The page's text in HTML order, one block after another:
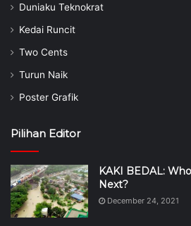
Duniaku Teknokrat
Kedai Runcit
Two Cents
Turun Naik
Poster Grafik
Pilihan Editor
KAKI BEDAL:
Next?
December 24, 2021